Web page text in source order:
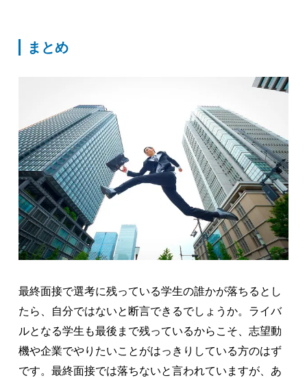
まとめ
最終面接で選考に残っている学生の誰かが落ちるとし
たら、自分ではないと断言できるでしょうか。ライバ
ルとなる学生も最後まで残っているからこそ、志望動
機や企業でやりたいことがはっきりしている方のはず
です。最終面接では落ちないと言われていますが、あ